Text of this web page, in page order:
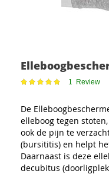
Waardering: 1 Review
De
elleboog tegen
ook de pijn te
(bursititis) en helpt
Daarnaast is deze
decubitus